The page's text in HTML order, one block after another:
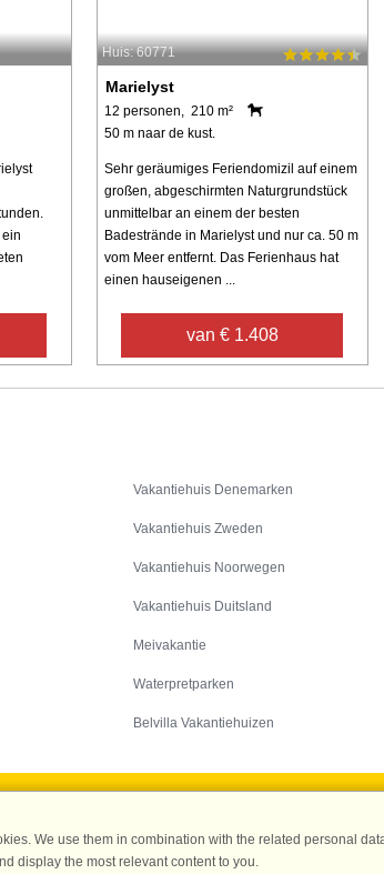
Huis: 60771
Marielyst
12 personen, 210 m²
50 m naar de kust.
Sehr geräumiges Feriendomizil auf einem
großen, abgeschirmten Naturgrundstück
unmittelbar an einem der besten
Badestrände in Marielyst und nur ca. 50 m
vom Meer entfernt. Das Ferienhaus hat
einen hauseigenen ...
van € 1.408
Vakantiehuis Denemarken
Vakantiehuis Zweden
Vakantiehuis Noorwegen
Vakantiehuis Duitsland
Meivakantie
Waterpretparken
Belvilla Vakantiehuizen
Tel.: +45 70 13 00 00 -
We use them in combination with the related personal
display the most relevant content to you.